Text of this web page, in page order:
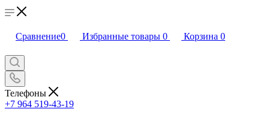
Сравнение0 Избранные товары 0 Корзина 0
Телефоны
+7 964 519-43-19